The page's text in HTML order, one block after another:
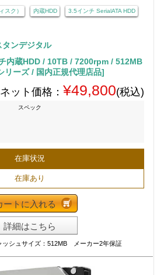
スク） 内蔵HDD 3.5インチ SerialATA HDD
ンデジタル
内蔵HDD / 10TB / 7200rpm / 512MB
リーズ / 国内正規代理店品]
ネット価格： ¥49,800(税込)
スペック
在庫状況
在庫あり
ートに入れる
詳細はこちら
シュサイズ：512MB メーカー2年保証